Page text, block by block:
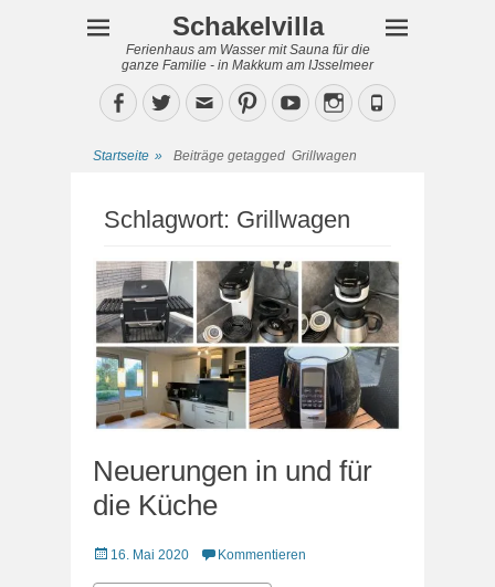
Schakelvilla
Ferienhaus am Wasser mit Sauna für die
ganze Familie - in Makkum am IJsselmeer
Facebook
TwitterEmailPinterestYouTubeInstagram
Phone
Startseite » Beiträge getagged Grillwagen
Schlagwort: Grillwagen
Neuerungen in und für
die Küche
Veröffentlicht
16. Mai 2020 Kommentieren